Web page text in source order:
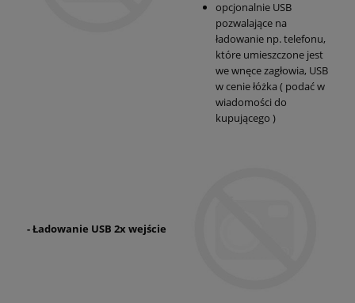
opcjonalnie USB
pozwalające na
ładowanie np. telefonu,
które umieszczone jest
we wnęce zagłowia, USB
w cenie łóżka ( podać w
wiadomości do
kupującego )
- Ładowanie USB 2x wejście